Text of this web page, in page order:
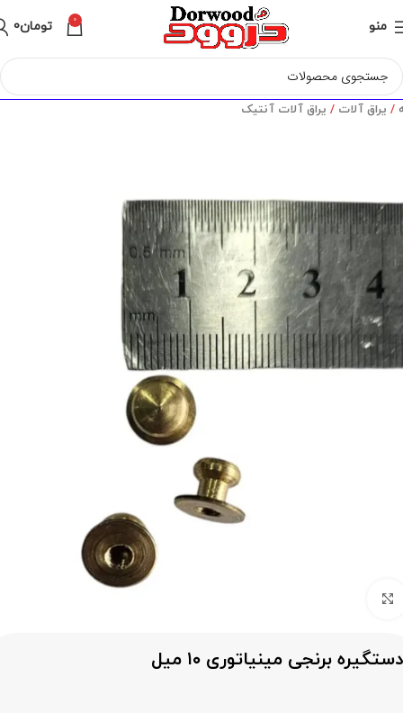
منو 0 تومان0
یراق آلات یراق آلات آنتیک
دستگیره برنجی مینیاتوری ۱۰ میل